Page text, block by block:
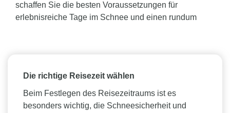
schaffen Sie die besten Voraussetzungen für
erlebnisreiche Tage im Schnee und einen rundum
Die richtige Reisezeit wählen
Beim Festlegen des Reisezeitraums ist es
besonders wichtig, die Schneesicherheit und